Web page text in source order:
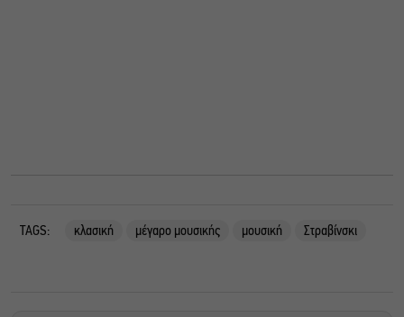
TAGS: κλασική μέγαρο μουσικής μουσική Στραβίνσκι